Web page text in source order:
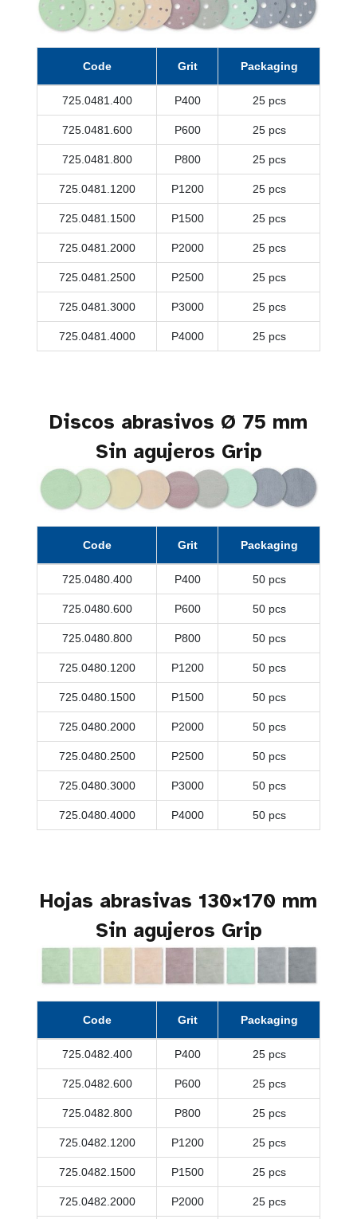
Code Grit Packaging
725.0481.400 P400 25 pcs
725.0481.600 P600 25 pcs
725.0481.800 P800 25 pcs
725.0481.1200 P1200 25 pcs
725.0481.1500 P1500 25 pcs
725.0481.2000 P2000 25 pcs
725.0481.2500 P2500 25 pcs
725.0481.3000 P3000 25 pcs
725.0481.4000 P4000 25 pcs
Discos abrasivos Ø 75 mm
Sin agujeros Grip
Code Grit Packaging
725.0480.400 P400 50 pcs
725.0480.600 P600 50 pcs
725.0480.800 P800 50 pcs
725.0480.1200 P1200 50 pcs
725.0480.1500 P1500 50 pcs
725.0480.2000 P2000 50 pcs
725.0480.2500 P2500 50 pcs
725.0480.3000 P3000 50 pcs
725.0480.4000 P4000 50 pcs
Hojas abrasivas 130×170 mm
Sin agujeros Grip
Code Grit Packaging
725.0482.400 P400 25 pcs
725.0482.600 P600 25 pcs
725.0482.800 P800 25 pcs
725.0482.1200 P1200 25 pcs
725.0482.1500 P1500 25 pcs
725.0482.2000 P2000 25 pcs